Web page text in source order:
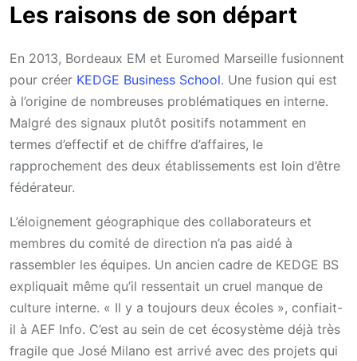
Les raisons de son départ
En 2013, Bordeaux EM et Euromed Marseille fusionnent
pour créer KEDGE Business School. Une fusion qui est
à l’origine de nombreuses problématiques en interne.
Malgré des signaux plutôt positifs notamment en
termes d’effectif et de chiffre d’affaires, le
rapprochement des deux établissements est loin d’être
fédérateur.
L’éloignement géographique des collaborateurs et
membres du comité de direction n’a pas aidé à
rassembler les équipes. Un ancien cadre de KEDGE BS
expliquait même qu’il ressentait un cruel manque de
culture interne. « Il y a toujours deux écoles », confiait-
il à AEF Info. C’est au sein de cet écosystème déjà très
fragile que José Milano est arrivé avec des projets qui